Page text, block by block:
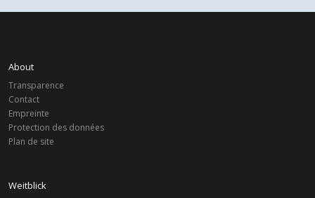
About
Transparence
Contact
Empreinte
Protection des données
Plan de site
Weitblick